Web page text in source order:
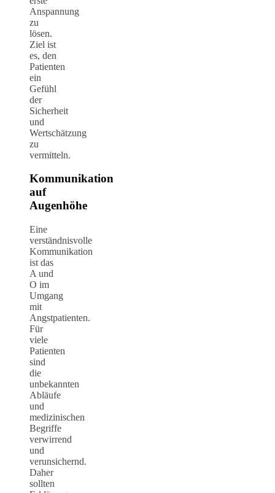
Anspannung
zu
lösen.
Ziel ist
es, den
Patienten
ein
Gefühl
der
Sicherheit
und
Wertschätzung
zu
vermitteln.
Kommunikation
auf
Augenhöhe
Eine
verständnisvolle
Kommunikation
ist das
A und
O im
Umgang
mit
Angstpatienten.
Für
viele
Patienten
sind
die
unbekannten
Abläufe
und
medizinischen
Begriffe
verwirrend
und
verunsichernd.
Daher
sollten